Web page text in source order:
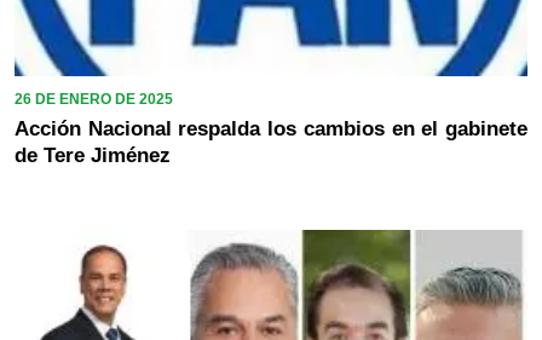
26 DE ENERO DE 2025
Acción Nacional respalda los cambios en el gabinete
de Tere Jiménez